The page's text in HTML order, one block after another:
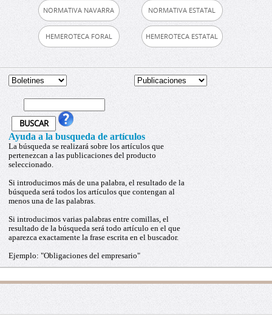
NORMATIVA NAVARRA NORMATIVA ESTATAL
HEMEROTECA FORAL HEMEROTECA ESTATAL
Ayuda a la busqueda de artículos
La búsqueda se realizará sobre los artículos que
pertenezcan a las publicaciones del producto
seleccionado.
Si introducimos más de una palabra, el resultado de la
búsqueda será todos los artículos que contengan al
menos una de las palabras.
Si introducimos varias palabras entre comillas, el
resultado de la búsqueda será todo artículo en el que
aparezca exactamente la frase escrita en el buscador.
Ejemplo: "Obligaciones del empresario"